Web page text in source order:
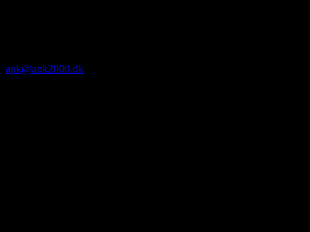
apk@apk2000.dk